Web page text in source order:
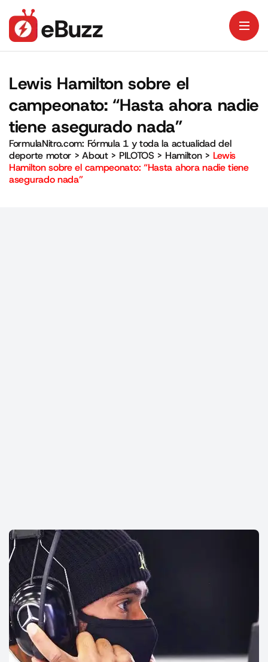
Lewis Hamilton sobre el
campeonato: “Hasta ahora nadie
tiene asegurado nada”
FormulaNitro.com: Fórmula 1 y toda la actualidad del
deporte motor >About> PILOTOS > Hamilton> Lewis
Hamilton sobre el campeonato: “Hasta ahora nadie tiene
asegurado nada”